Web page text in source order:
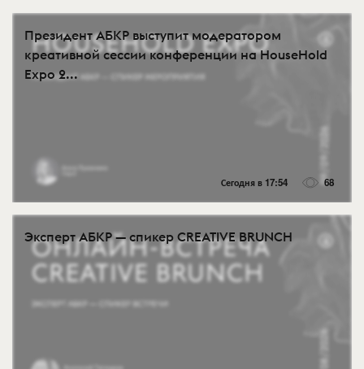
Президент АБКР выступит модератором
креативной сессии конференции на HouseHold
Expo 2...
Сегодня в 17:54 68
Эксперт АБКР — спикер CREATIVE BRUNCH